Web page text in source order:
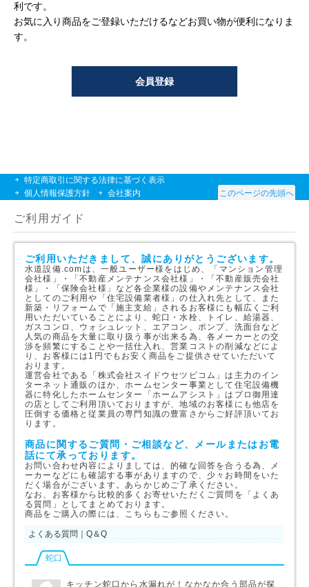
トイレ見積もりフォーム
給湯器見積もりフォーム
取り扱いメーカー 協力業者募集
利です。
お気に入り商品をご登録いただけるなどお買い物が便利になりま
す。
会員登録
特定商取引に関する法律に基づく表示
個人情報保護方針
会社案内 このページの先頭へ
ご利用ガイド
ご利用いただきまして、誠にありがとうございます。
水道設備.comは、一般ユーザー様をはじめ、「マンション管理
会社様」・「不動産メンテナンス会社様」・「不動産販売会社
様」・「保険会社様」など各企業様の設備やメンテナンス会社
としてのご利用や「住宅設備業者様」の仕入れ先として、また
新築・リフォームで「施主支給」されるお客様にも幅広くご利
用いただいていることにより、蛇口・水栓、トイレ、給湯器、
ガスコンロ、ウォシュレット、エアコン、ポンプ、洗面台など
人気の商品を大量に取り扱う事が出来る為、各メーカーとの交
渉を頻繁にすることや一括仕入れ、営業コストの削減などによ
り、お客様には1円でもお安く商品をご提供させていただいて
おります。
運営会社である「株式会社スイドウセツビコム」は主力のイン
ターネット通販のほか、ホームセンター事業として住宅設備機
器に特化したホームセンター「ホームアシスト」はプロ御用達
の店としてご利用頂いておりますが、地域のお客様にも他店を
圧倒する価格と従業員の専門知識の豊富さからご好評頂いてお
ります。
商品に関するご質問・ご相談など、メールまたはお電
話にて承っております。
お問い合わせ内容によりましては、的確な回答を合うる為、メ
ーカーなどにも確認する事がありますので、少々お時間をいた
だく場合がございます。あらかじめご了承ください。
なお、お客様から比較的多くお寄せいただくご質問を「よくあ
る質問」としてまとめております。
商品をご購入の際には、こちらもご参照ください。
よくある質問｜Q＆Q
蛇口
キッチン蛇口から水漏れが！なかなか合う部品が探